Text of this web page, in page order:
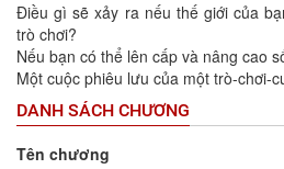
Điều gì sẽ xảy ra nếu thế giới của
trò chơi?
Nếu bạn có thể lên cấp và nâng cao
Một cuộc phiêu lưu của một trò-chơi-
DANH SÁCH CHƯƠNG
Tên chương